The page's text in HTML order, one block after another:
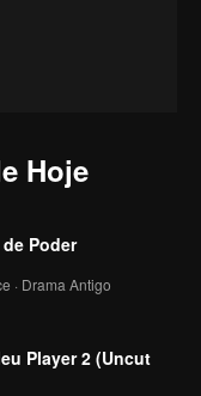
Hoje
Poder
· Drama Antigo
Player 2 (Uncut